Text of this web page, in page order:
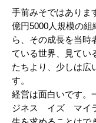
手前みそではありま
億円5000人規模の
ら、その成長を当時
ている世界、見てい
たちより、少しは広
す。
経営は面白いです。
ジネス　イズ　マイ